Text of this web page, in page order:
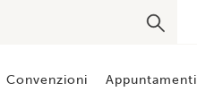
Convenzioni Appuntamenti